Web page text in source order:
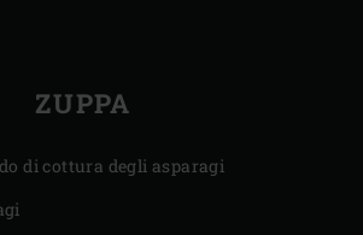
ZUPPA
di cottura degli asparagi